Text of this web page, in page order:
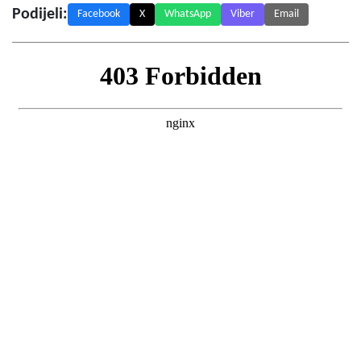
Podijeli: Facebook X WhatsApp Viber Email